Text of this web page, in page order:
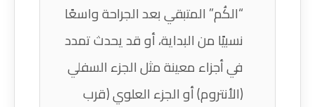
“الكُم” المتبقي بعد الجراحة واسعًا
نسبيًا من البداية، أو قد يحدث تمدد
في أجزاء معينة مثل الجزء السفلي
(الأنتروم) أو الجزء العلوي (قرب